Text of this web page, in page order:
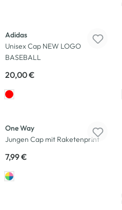
Adidas
Unisex Cap NEW LOGO
BASEBALL
20,00 €
One Way
Jungen Cap mit Raketenprint
7,99 €